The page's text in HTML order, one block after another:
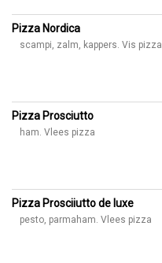
Pizza Nordica
scampi, zalm, kappers. Vis pizza
Pizza Prosciutto
ham. Vlees pizza
Pizza Prosciiutto de luxe
pesto, parmaham. Vlees pizza